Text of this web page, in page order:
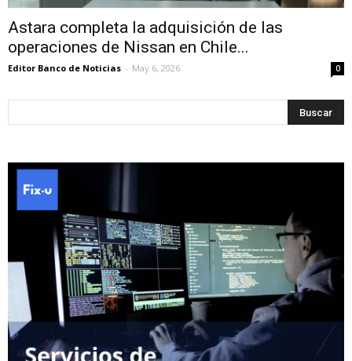
Astara completa la adquisición de las
operaciones de Nissan en Chile...
Editor Banco de Noticias - May 6, 2026 0